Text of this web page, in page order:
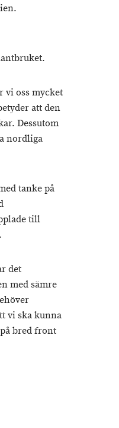
vi oss mycket
att den
Dessutom
nordliga
tanke på
till
det
med sämre
vi ska kunna
bred front